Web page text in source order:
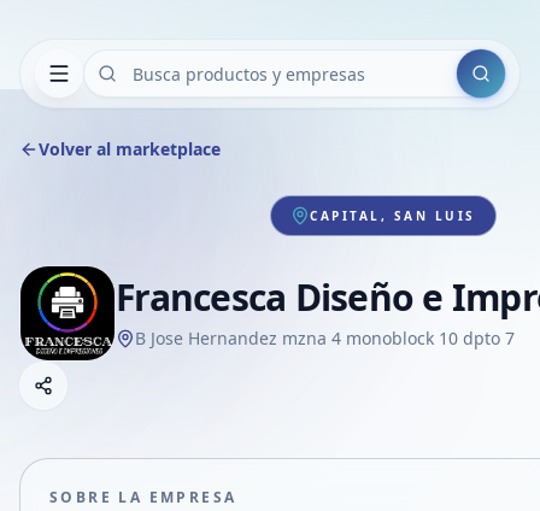
Buscar
Volver al marketplace
CAPITAL, SAN LUIS
Francesca Diseño e
B Jose Hernandez mzna 4 monoblock 10 dpto 7
Compartir empresa
SOBRE LA EMPRESA